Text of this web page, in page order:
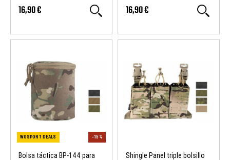
NUEVO NUEVO
16,90 € 16,90 €
Bolsa táctica BP-144 para
Shingle Panel triple bolsillo